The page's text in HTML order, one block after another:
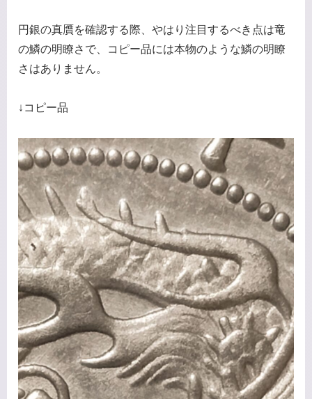
円銀の真贋を確認する際、やはり注目するべき点は竜
の鱗の明瞭さで、コピー品には本物のような鱗の明瞭
さはありません。
↓コピー品